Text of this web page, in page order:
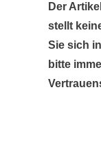
Der
stellt
Sie sich
bitte